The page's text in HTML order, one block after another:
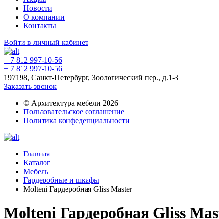
Новости
О компании
Контакты
Войти в личный кабинет
+ 7 812 997-10-56
+ 7 812 997-10-56
197198, Санкт-Петербург, Зоологический пер., д.1-3
Заказать звонок
© Архитектура мебели 2026
Пользовательское соглашение
Политика конфеденциальности
Главная
Каталог
Мебель
Гардеробные и шкафы
Molteni Гардеробная Gliss Master
Molteni Гардеробная Gliss